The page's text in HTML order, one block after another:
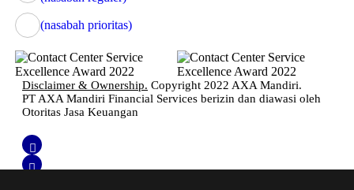
(nasabah prioritas)
Disclaimer & Ownership. Copyright 2022 AXA Mandiri.
PT AXA Mandiri Financial Services berizin dan diawasi oleh
Otoritas Jasa Keuangan